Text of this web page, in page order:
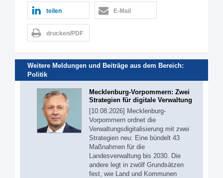
teilen E-Mail
drucken/PDF
Weitere Meldungen und Beiträge aus dem Bereich:
Politik
Mecklenburg-Vorpommern: Zwei
Strategien für digitale Verwaltung
[10.08.2026] Mecklenburg-
Vorpommern ordnet die
Verwaltungsdigitalisierung mit zwei
Strategien neu: Eine bündelt 43
Maßnahmen für die
Landesverwaltung bis 2030. Die
andere legt in zwölf Grundsätzen
fest, wie Land und Kommunen